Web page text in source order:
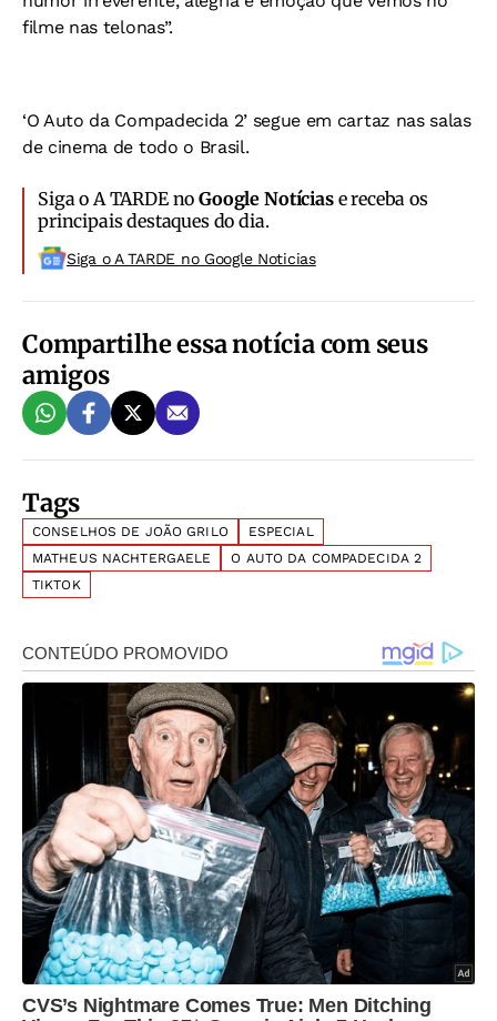
filme nas telonas”.
‘O Auto da Compadecida 2’ segue em cartaz nas salas
de cinema de todo o Brasil.
Siga o A TARDE noGoogle Notíciase receba os
principais destaques do dia.
Siga o A TARDE no Google Noticias
Compartilhe essa notícia com seus
amigos
Tags
CONSELHOS DE JOÃO GRILO
ESPECIAL
MATHEUS NACHTERGAELE
O AUTO DA COMPADECIDA 2
TIKTOK